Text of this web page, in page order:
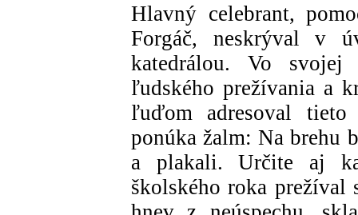
Hlavný celebrant,
Forgáč, neskrýval v
katedrálou. Vo
ľudského prežívania a
ľuďom adresoval
ponúka žalm: Na brehu
a plakali. Určite aj
školského roka